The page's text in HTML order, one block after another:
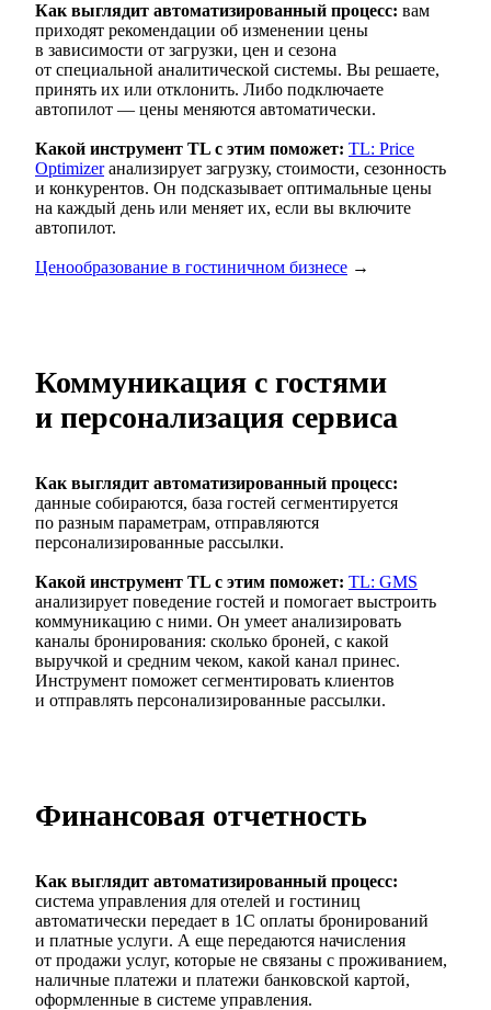
Как выглядит автоматизированный процесс: вам
приходят рекомендации об изменении цены
в зависимости от загрузки, цен и сезона
от специальной аналитической системы. Вы решаете,
принять их или отклонить. Либо подключаете
автопилот — цены меняются автоматически.
Какой инструмент TL с этим поможет: TL: Price
Optimizerанализирует загрузку, стоимости, сезонность
и конкурентов. Он подсказывает оптимальные цены
на каждый день или меняет их, если вы включите
автопилот.
Ценообразование в гостиничном бизнесе →
Коммуникация с гостями
и персонализация сервиса
Как выглядит автоматизированный процесс:
данные собираются, база гостей сегментируется
по разным параметрам, отправляются
персонализированные рассылки.
Какой инструмент TL с этим поможет: TL: GMS
анализирует поведение гостей и помогает выстроить
коммуникацию с ними. Он умеет анализировать
каналы бронирования: сколько броней, с какой
выручкой и средним чеком, какой канал принес.
Инструмент поможет сегментировать клиентов
и отправлять персонализированные рассылки.
Финансовая отчетность
Как выглядит автоматизированный процесс:
система управления для отелей и гостиниц
автоматически передает в 1С оплаты бронирований
и платные услуги. А еще передаются начисления
от продажи услуг, которые не связаны с проживанием,
наличные платежи и платежи банковской картой,
оформленные в системе управления.